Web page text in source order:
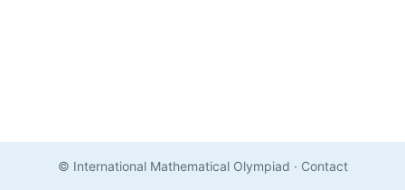
© International Mathematical Olympiad · Contact